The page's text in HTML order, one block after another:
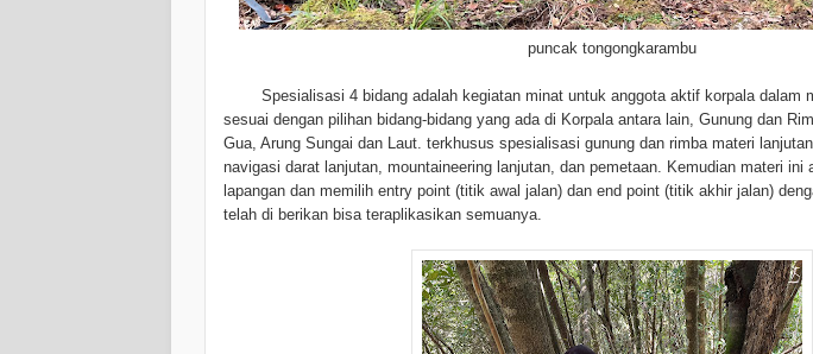
puncak tongongkarambu
Spesialisasi 4 bidang adalah kegiatan minat untuk anggota aktif korpala dalam
sesuai dengan pilihan bidang-bidang yang ada di Korpala antara lain, Gunung dan
Gua, Arung Sungai dan Laut. terkhusus spesialisasi gunung dan rimba materi
navigasi darat lanjutan, mountaineering lanjutan, dan pemetaan. Kemudian materi ini
lapangan dan memilih entry point (titik awal jalan) dan end point (titik akhir jalan)
telah di berikan bisa teraplikasikan semuanya.